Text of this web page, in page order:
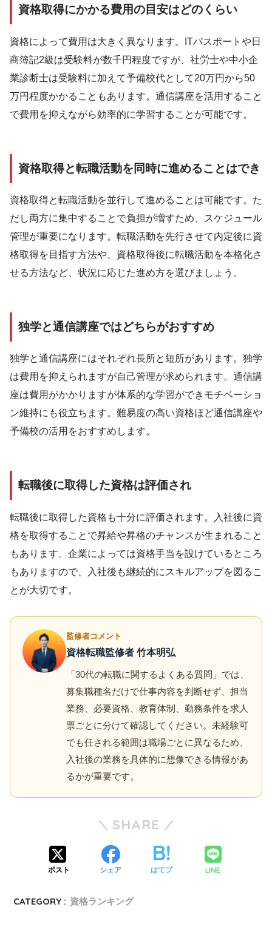
資格取得にかかる費用の目安はどのくらい
資格によって費用は大きく異なります。ITパスポートや日
商簿記2級は受験料が数千円程度ですが、社労士や中小企
業診断士は受験料に加えて予備校代として20万円から50
万円程度かかることもあります。通信講座を活用すること
で費用を抑えながら効率的に学習することが可能です。
資格取得と転職活動を同時に進めることはでき
資格取得と転職活動を並行して進めることは可能です。た
だし両方に集中することで負担が増すため、スケジュール
管理が重要になります。転職活動を先行させて内定後に資
格取得を目指す方法や、資格取得後に転職活動を本格化さ
せる方法など、状況に応じた進め方を選びましょう。
独学と通信講座ではどちらがおすすめ
独学と通信講座にはそれぞれ長所と短所があります。独学
は費用を抑えられますが自己管理が求められます。通信講
座は費用がかかりますが体系的な学習ができモチベーショ
ン維持にも役立ちます。難易度の高い資格ほど通信講座や
予備校の活用をおすすめします。
転職後に取得した資格は評価され
転職後に取得した資格も十分に評価されます。入社後に資
格を取得することで昇給や昇格のチャンスが生まれること
もあります。企業によっては資格手当を設けているところ
もありますので、入社後も継続的にスキルアップを図るこ
とが大切です。
監修者コメント
資格転職監修者 竹本明弘
「30代の転職に関するよくある質問」では、
募集職種名だけで仕事内容を判断せず、担当
業務、必要資格、教育体制、勤務条件を求人
票ごとに分けて確認してください。未経験可
でも任される範囲は職場ごとに異なるため、
入社後の業務を具体的に想像できる情報があ
るかが重要です。
SHARE
ポスト シェア はてブ LINE
CATEGORY : 資格ランキング